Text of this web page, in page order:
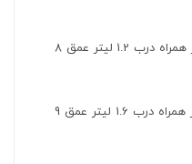
یک عدد قابلمه قطر 14 سانتی متر همراه درب 1.2 لیتر عمق ۸
یک عدد قابلمه قطر 16 سانتی متر همراه درب 1.6 لیتر عمق 9